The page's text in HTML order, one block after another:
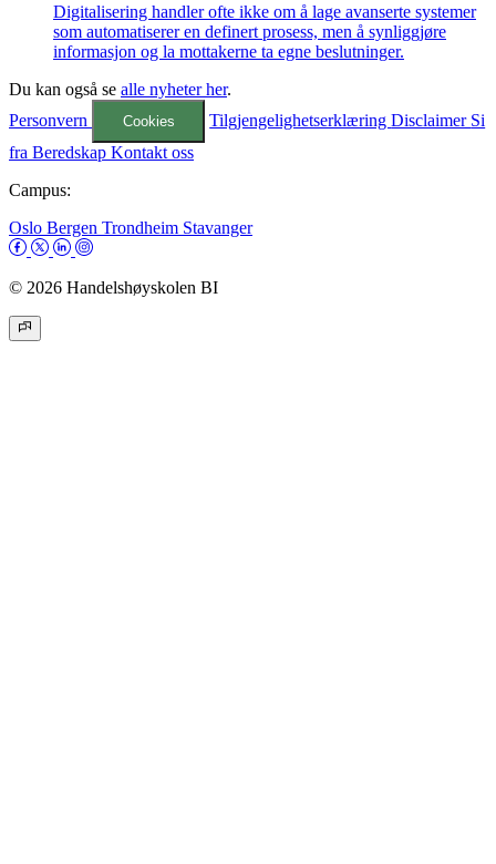
Digitalisering handler ofte ikke om å lage avanserte systemer
som automatiserer en definert prosess, men å synliggjøre
informasjon og la mottakerne ta egne beslutninger.
Du kan også se alle nyheter her.
Personvern
Cookies TilgjengelighetserklæringDisclaimer Si
fra Beredskap Kontakt oss
Campus:
Oslo Bergen Trondheim Stavanger
© 2026 Handelshøyskolen BI